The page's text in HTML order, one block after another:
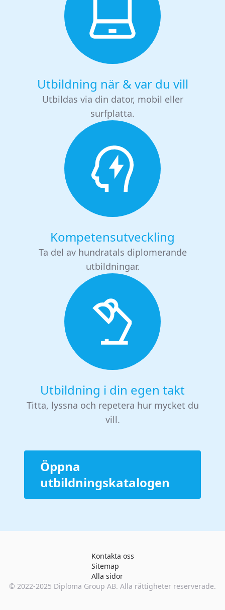
Utbildning när & var du vill
Utbildas via din dator, mobil eller
surfplatta.
Kompetensutveckling
Ta del av hundratals diplomerande
utbildningar.
Utbildning i din egen takt
Titta, lyssna och repetera hur mycket du
vill.
Öppna
utbildningskatalogen
Kontakta oss
Sitemap
Alla sidor
© 2022-2025 Diploma Group AB. Alla rättigheter reserverade.